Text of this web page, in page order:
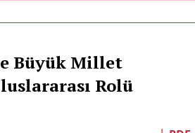
Büyük Millet
Rolü